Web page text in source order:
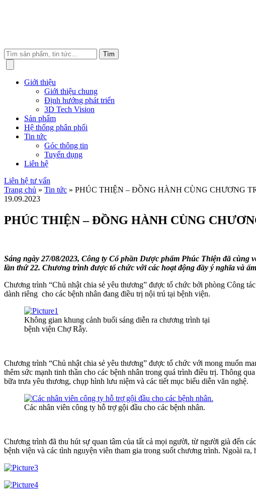
Tìm
Giới thiệu
Giới thiệu chung
Định hướng phát triển
3D Tech Vision
Sản phẩm
Hệ thống phân phối
Tin tức
Góc thông tin
Tuyển dụng
Liên hệ
Liên hệ tư vấn
Trang chủ » Tin tức » PHÚC THIỆN – ĐỒNG HÀNH CÙNG CHƯƠNG
19.09.2023
PHÚC THIỆN – ĐỒNG HÀNH CÙNG
Sáng ngày 27/08/2023, Công ty Cổ phần Dược phẩm Phúc Thiện đã
lần thứ 22. Chương trình được tổ chức với các hoạt động đầy ý nghĩa và
Chương trình “Chủ nhật chia sẻ yêu thương” được tổ chức bởi phòng Công
dành riêng cho các bệnh nhân đang điều trị nội trú tại bệnh viện.
Không gian khung cảnh buổi sáng diễn ra chương trình tại
bệnh viện Chợ Rẫy.
Chương trình “Chủ nhật chia sẻ yêu thương” được tổ chức với mong muốn
thêm sức mạnh tinh thần cho các bệnh nhân trong quá trình điều trị. Thông
bữa trưa yêu thương, chụp hình lưu niệm và các tiết mục biểu diễn văn nghệ.
Các nhân viên công ty hỗ trợ gội đầu cho các bệnh nhân.
Chương trình đã thu hút sự quan tâm của tất cả mọi người, từ người già đến
bệnh viện và các tình nguyện viên tham gia trong suốt chương trình. Ngoài